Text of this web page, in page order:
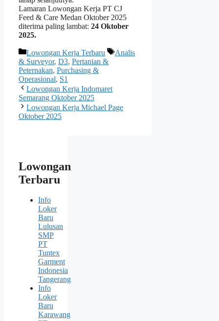
Lamaran Lowongan Kerja PT CJ
Feed & Care Medan Oktober 2025
diterima paling lambat: 24 Oktober
2025.
Kategori
Lowongan Kerja Terbaru Tag
Analis
& Surveyor, D3, Pertanian &
Peternakan, Purchasing &
Operasional, S1
Lowongan Kerja Indomaret
Semarang Oktober 2025
Lowongan Kerja Michael Page
Oktober 2025
Lowongan
Terbaru
Info
Loker
Baru
Lulusan
SMP
PT
Tuntex
Garment
Indonesia
Tangerang
Info
Loker
Baru
Karawang